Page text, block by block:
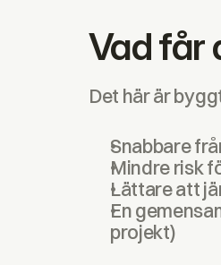
Vad får
Det här är
Snabbare
Mindre risk
Lättare att
En
projekt)